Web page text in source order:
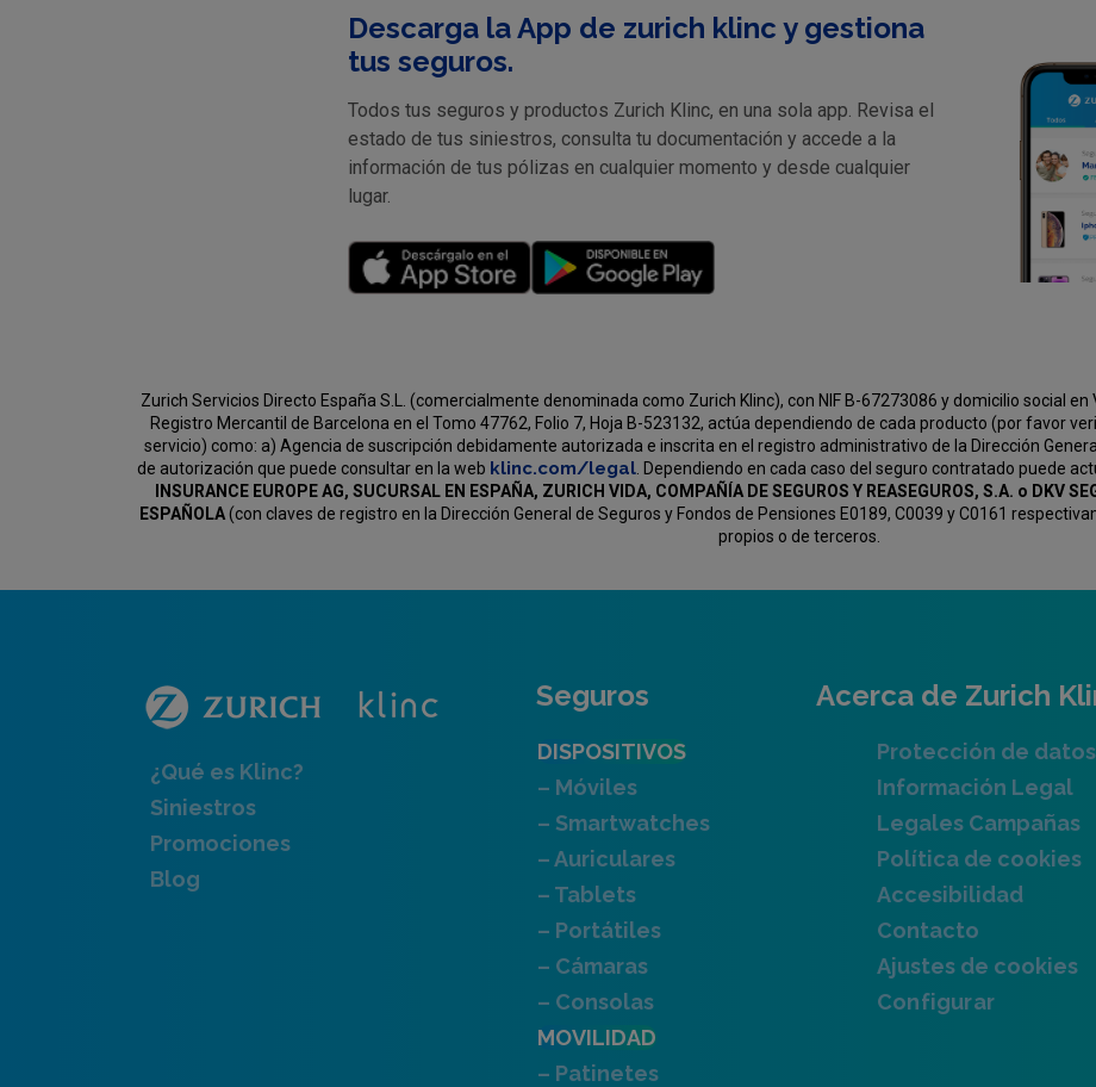
Descarga la App de zurich klinc y gestiona
tus seguros.
Todos tus seguros y productos Zurich Klinc, en una sola app. Revisa el
estado de tus siniestros, consulta tu documentación y accede a la
información de tus pólizas en cualquier momento y desde cualquier
lugar.
Zurich Servicios Directo España S.L. (comercialmente denominada como Zurich Klinc), con NIF B-67273086 y domicilio social
Registro Mercantil de Barcelona en el Tomo 47762, Folio 7, Hoja B-523132, actúa dependiendo de cada producto (por favor
servicio) como: a) Agencia de suscripción debidamente autorizada e inscrita en el registro administrativo de la Dirección
de autorización que puede consultar en la web klinc.com/legal. Dependiendo en cada caso del seguro contratado puede
INSURANCE EUROPE AG, SUCURSAL EN ESPAÑA, ZURICH VIDA, COMPAÑÍA DE SEGUROS Y REASEGUROS, S.A. o DKV
ESPAÑOLA(con claves de registro en la Dirección General de Seguros y Fondos de Pensiones E0189, C0039 y C0161
propios o de terceros.
¿Qué es Klinc?
Siniestros
Promociones
Blog
Seguros
DISPOSITIVOS
– Móviles
– Smartwatches
– Auriculares
– Tablets
– Portátiles
– Cámaras
– Consolas
MOVILIDAD
– Patinetes
Acerca de Zurich
Protección de datos
Información Legal
Legales Campañas
Política de cookies
Accesibilidad
Contacto
Ajustes de cookies
Configurar